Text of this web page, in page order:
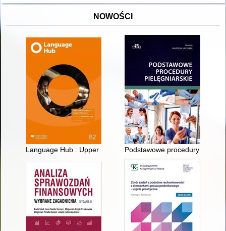
NOWOŚCI
Language Hub : Upper Intermediate : Student's Book A : B2
Podstawowe procedury